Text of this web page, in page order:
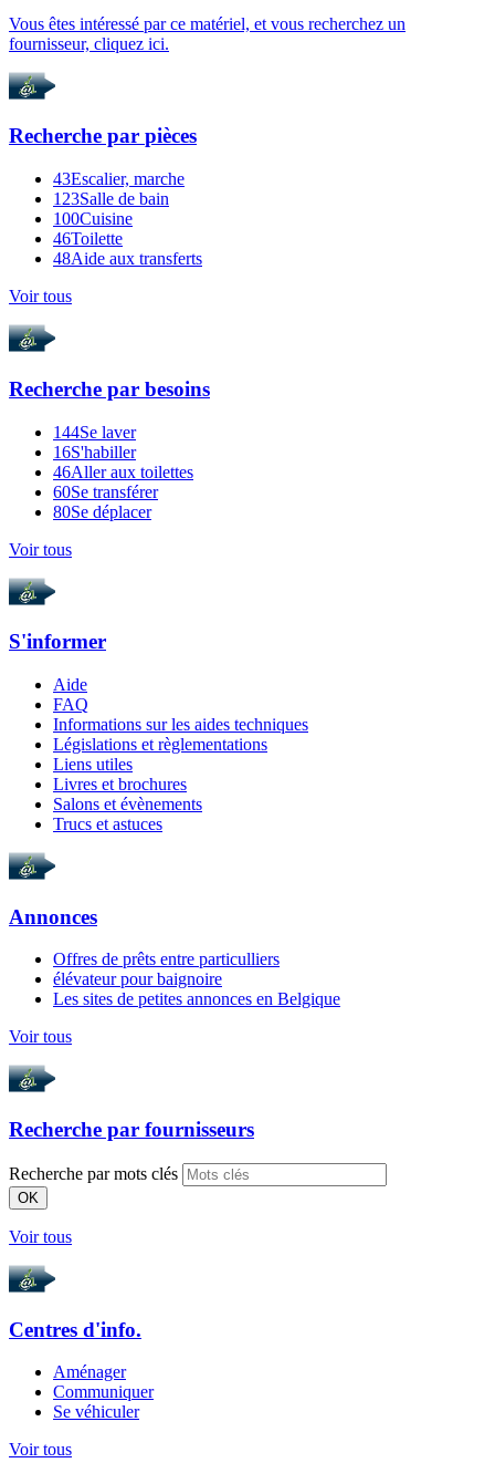
Vous êtes intéressé par ce matériel, et vous recherchez un
fournisseur, cliquez ici.
Recherche par pièces
43Escalier, marche
123Salle de bain
100Cuisine
46Toilette
48Aide aux transferts
Voir tous
Recherche par besoins
144Se laver
16S'habiller
46Aller aux toilettes
60Se transférer
80Se déplacer
Voir tous
S'informer
Aide
FAQ
Informations sur les aides techniques
Législations et règlementations
Liens utiles
Livres et brochures
Salons et évènements
Trucs et astuces
Annonces
Offres de prêts entre particulliers
élévateur pour baignoire
Les sites de petites annonces en Belgique
Voir tous
Recherche par fournisseurs
Recherche par mots clés
OK
Voir tous
Centres d'info.
Aménager
Communiquer
Se véhiculer
Voir tous